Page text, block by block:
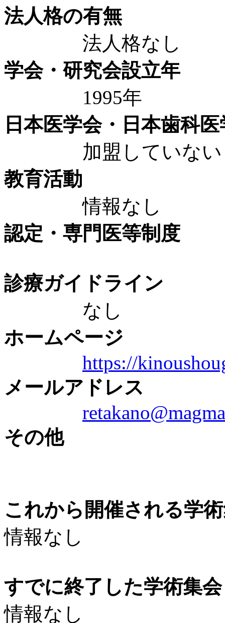
法人格の有無
法人格なし
学会・研究会設立年
1995年
日本医学会・日本歯科
加盟していない
教育活動
情報なし
認定・専門医等制度
診療ガイドライン
なし
ホームページ
https://
メールアドレス
その他
これから開催される学
情報なし
すでに終了した学術集
情報なし